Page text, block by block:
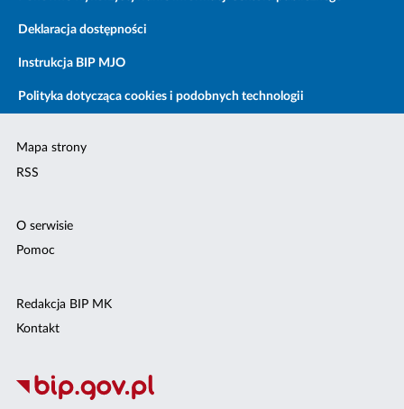
Deklaracja dostępności
Instrukcja BIP MJO
Polityka dotycząca cookies i podobnych technologii
Mapa strony
RSS
O serwisie
Pomoc
Redakcja BIP MK
Kontakt